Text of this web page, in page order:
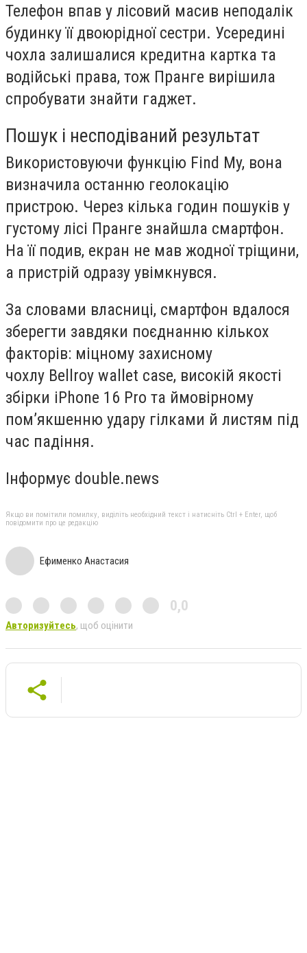
Телефон впав у лісовий масив неподалік
будинку її двоюрідної сестри. Усередині
чохла залишалися кредитна картка та
водійські права, тож Пранге вирішила
спробувати знайти гаджет.
Пошук і несподіваний результат
Використовуючи функцію Find My, вона
визначила останню геолокацію
пристрою. Через кілька годин пошуків у
густому лісі Пранге знайшла смартфон.
На її подив, екран не мав жодної тріщини,
а пристрій одразу увімкнувся.
За словами власниці, смартфон вдалося
зберегти завдяки поєднанню кількох
факторів: міцному захисному
чохлу Bellroy wallet case, високій якості
збірки iPhone 16 Pro та ймовірному
пом’якшенню удару гілками й листям під
час падіння.
Інформує double.news
Якщо ви помітили помилку, виділіть необхідний текст і натисніть Ctrl + Enter, щоб
повідомити про це редакцію
Ефименко Анастасия
0,0
Авторизуйтесь, щоб оцінити